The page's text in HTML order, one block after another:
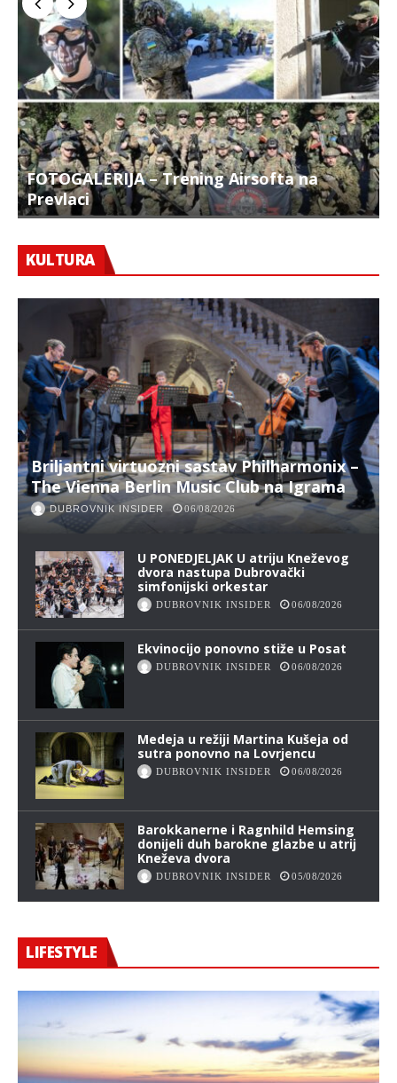
FOTOGALERIJA – Trening Airsofta na
Prevlaci
KULTURA
Briljantni virtuozni sastav Philharmonix –
The Vienna Berlin Music Club na Igrama
DUBROVNIK INSIDER 06/08/2026
U PONEDJELJAK U atriju Kneževog
dvora nastupa Dubrovački
simfonijski orkestar
DUBROVNIK INSIDER 06/08/2026
Ekvinocijo ponovno stiže u Posat
DUBROVNIK INSIDER 06/08/2026
Medeja u režiji Martina Kušeja od
sutra ponovno na Lovrjencu
DUBROVNIK INSIDER 06/08/2026
Barokkanerne i Ragnhild Hemsing
donijeli duh barokne glazbe u atrij
Kneževa dvora
DUBROVNIK INSIDER 05/08/2026
LIFESTYLE